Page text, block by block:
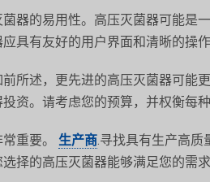
器的易用性。高压灭菌器可能是
具有友好的用户界面和清晰的操作
所述，更先进的高压灭菌器可能
资。请考虑您的预算，并权衡每
重要。 生产商.寻找具有生产高质
择的高压灭菌器能够满足您的需求